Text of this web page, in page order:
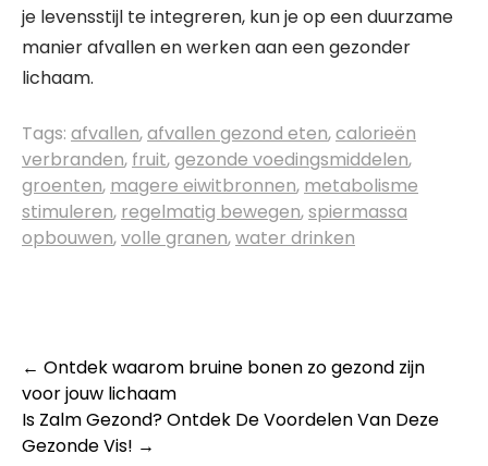
je levensstijl te integreren, kun je op een duurzame
manier afvallen en werken aan een gezonder
lichaam.
Tags: afvallen,afvallen gezond eten,calorieën
verbranden, fruit,gezonde voedingsmiddelen,
groenten, magere eiwitbronnen, metabolisme
stimuleren, regelmatig bewegen,spiermassa
opbouwen,volle granen,water drinken
Post
navigation
← Ontdek waarom bruine bonen zo gezond zijn
voor jouw lichaam
Is Zalm Gezond? Ontdek De Voordelen Van Deze
Gezonde Vis! →